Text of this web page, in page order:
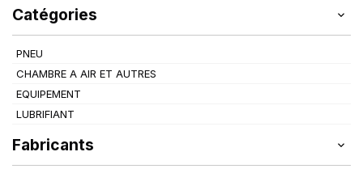
Catégories
PNEU
CHAMBRE A AIR ET AUTRES
EQUIPEMENT
LUBRIFIANT
Fabricants